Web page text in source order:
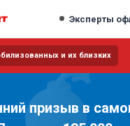
Эксперты
и их близких
призыв в